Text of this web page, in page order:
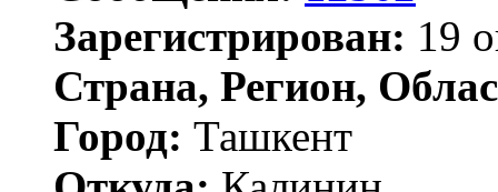
Зарегистрирован: 19
Страна, Регион,
Город: Ташкент